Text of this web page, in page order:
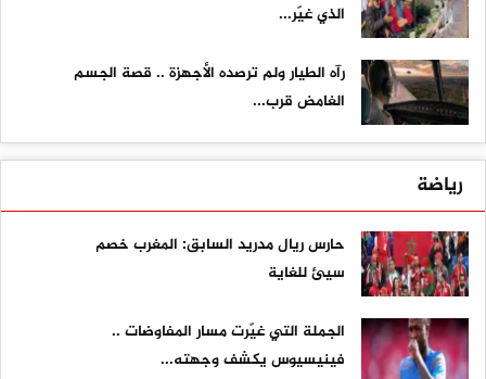
الذي غيّر...
رآه الطيار ولم ترصده الأجهزة .. قصة الجسم
الغامض قرب...
رياضة
حارس ريال مدريد السابق: المغرب خصم
سيئ للغاية
الجملة التي غيّرت مسار المفاوضات ..
فينيسيوس يكشف وجهته...